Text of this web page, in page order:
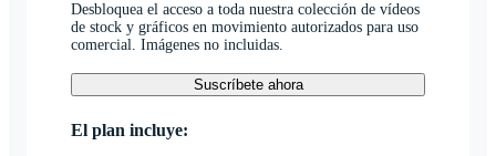
Desbloquea el acceso a toda nuestra colección de vídeos
de stock y gráficos en movimiento autorizados para uso
comercial. Imágenes no incluidas.
Suscríbete ahora
El plan incluye: